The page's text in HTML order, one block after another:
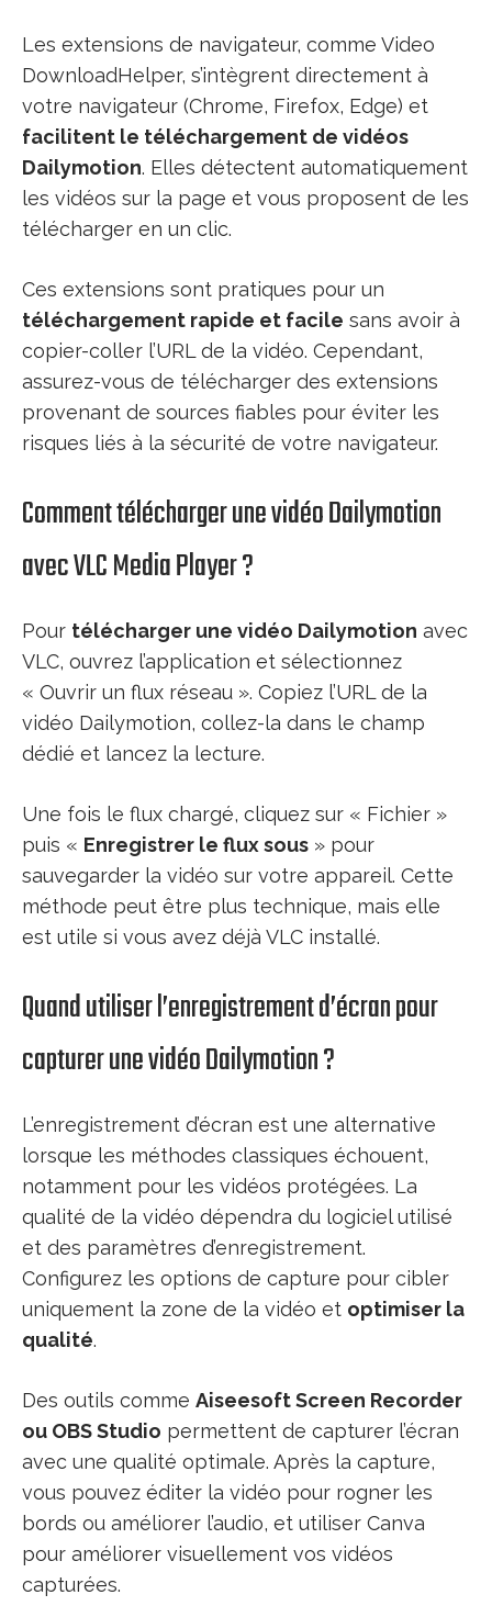
Les extensions de navigateur, comme Video
DownloadHelper, s’intègrent directement à
votre navigateur (Chrome, Firefox, Edge) et
facilitent le téléchargement de vidéos
Dailymotion. Elles détectent automatiquement
les vidéos sur la page et vous proposent de les
télécharger en un clic.
Ces extensions sont pratiques pour un
téléchargement rapide et facile sans avoir à
copier-coller l’URL de la vidéo. Cependant,
assurez-vous de télécharger des extensions
provenant de sources fiables pour éviter les
risques liés à la sécurité de votre navigateur.
Comment télécharger une vidéo Dailymotion
avec VLC Media Player ?
Pour télécharger une vidéo Dailymotion avec
VLC, ouvrez l’application et sélectionnez
« Ouvrir un flux réseau ». Copiez l’URL de la
vidéo Dailymotion, collez-la dans le champ
dédié et lancez la lecture.
Une fois le flux chargé, cliquez sur « Fichier »
puis « Enregistrer le flux sous » pour
sauvegarder la vidéo sur votre appareil. Cette
méthode peut être plus technique, mais elle
est utile si vous avez déjà VLC installé.
Quand utiliser l’enregistrement d’écran pour
capturer une vidéo Dailymotion ?
L’enregistrement d’écran est une alternative
lorsque les méthodes classiques échouent,
notamment pour les vidéos protégées. La
qualité de la vidéo dépendra du logiciel utilisé
et des paramètres d’enregistrement.
Configurez les options de capture pour cibler
uniquement la zone de la vidéo et optimiser la
qualité.
Des outils comme Aiseesoft Screen Recorder
ou OBS Studio permettent de capturer l’écran
avec une qualité optimale. Après la capture,
vous pouvez éditer la vidéo pour rogner les
bords ou améliorer l’audio, et utiliser Canva
pour améliorer visuellement vos vidéos
capturées.